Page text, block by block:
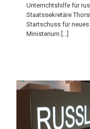
Unterrichtshilfe für
Staatssekretäre
Startschuss für
Ministerium […]